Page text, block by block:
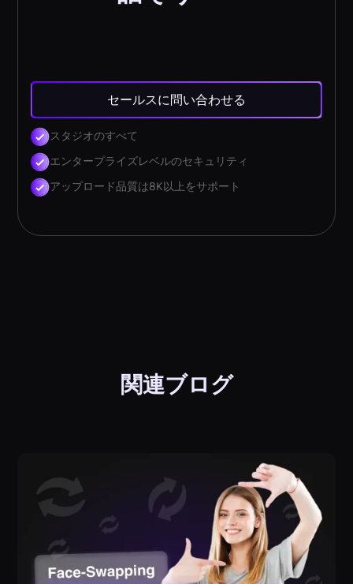
セールスに問い合わせる
スタジオのすべて
エンタープライズレベルのセキュリティ
アップロード品質は8K以上をサポート
関連ブログ